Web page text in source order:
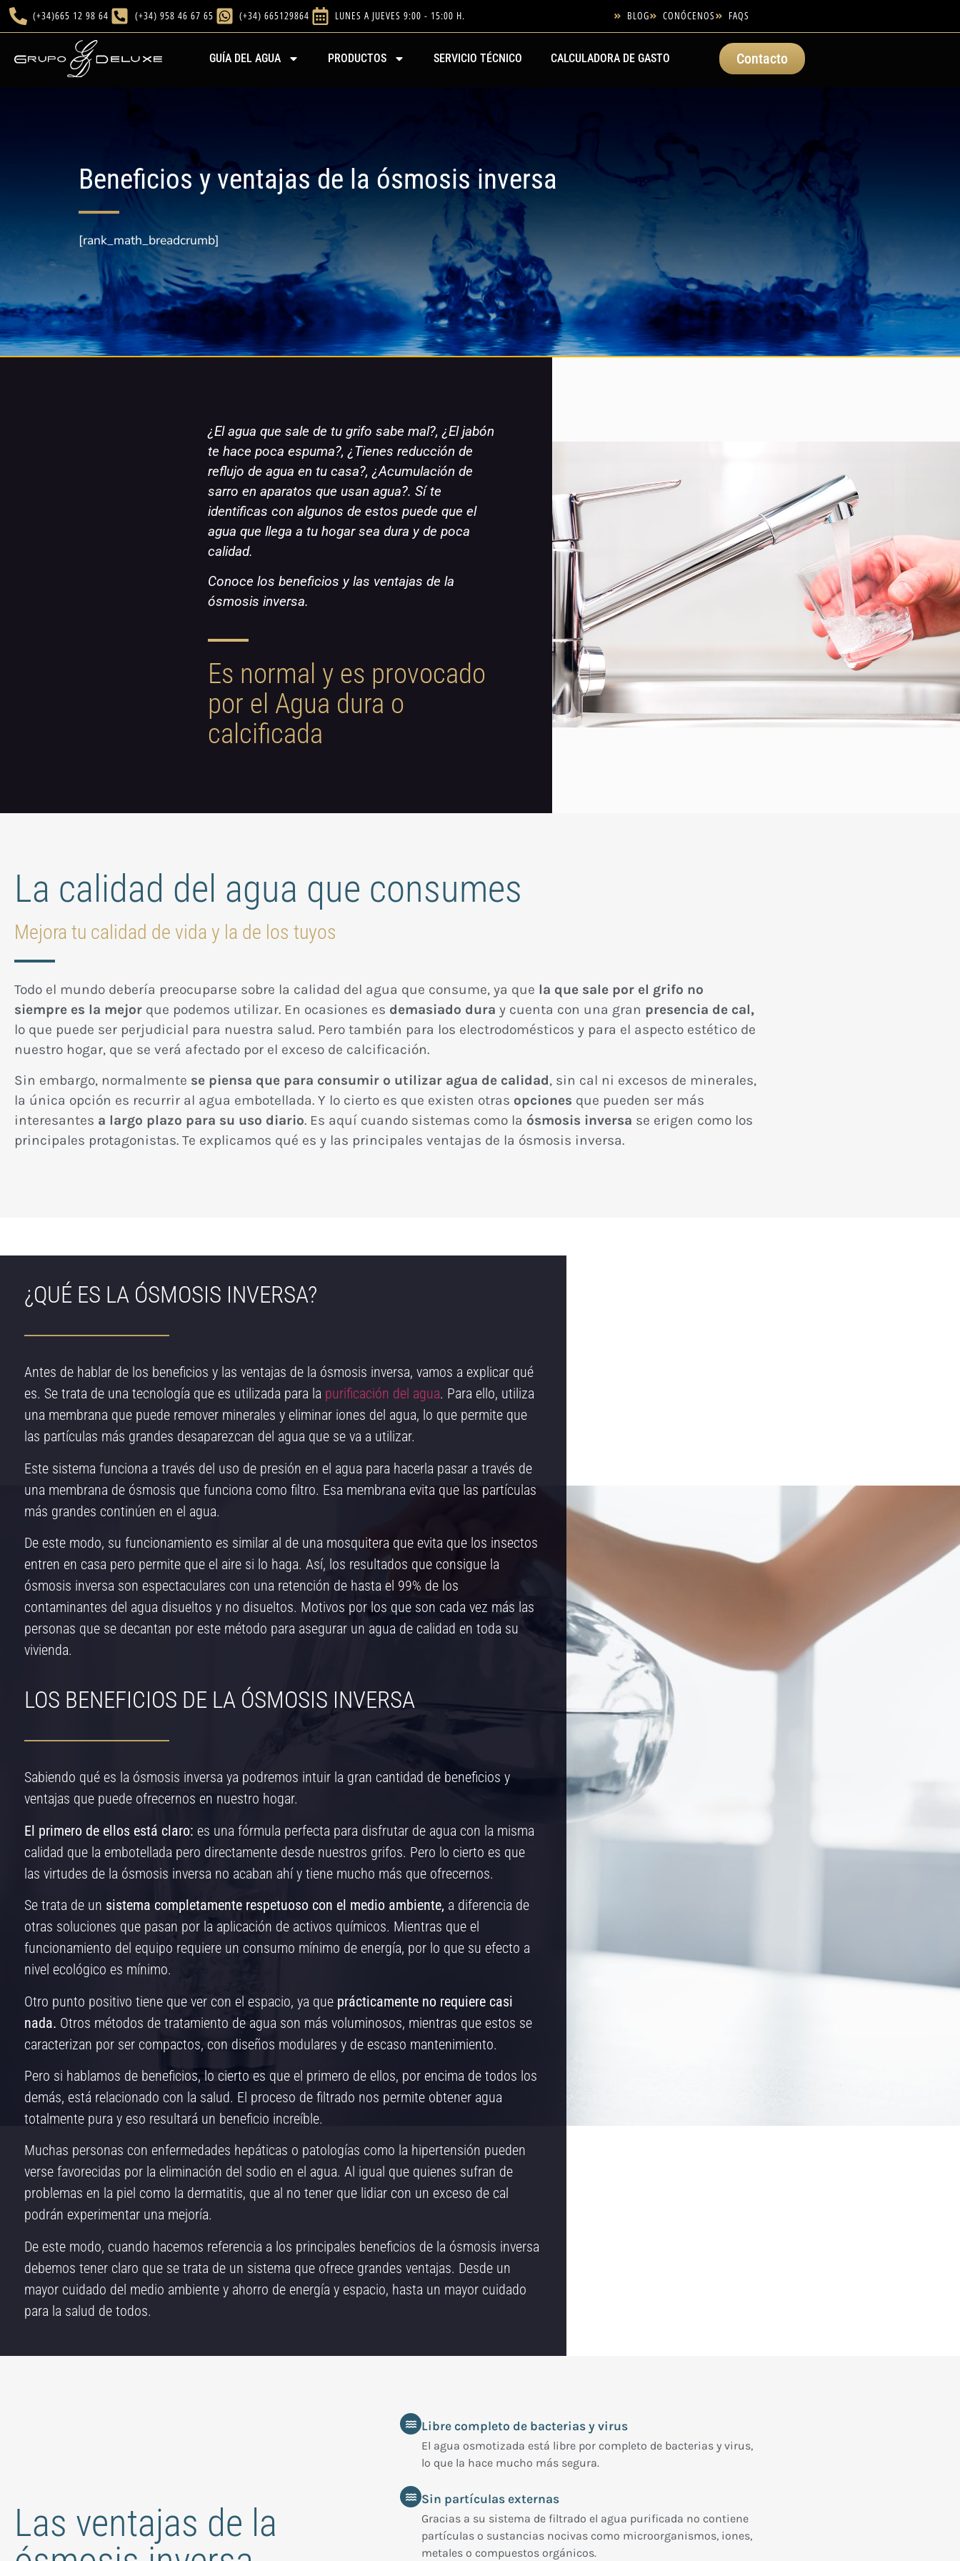
(+34)665 12 98 64 (+34) 958 46 67 65 (+34) 665129864 LUNES A JUEVES 9:00 - 15:00 H. BLOG CONÓCENOS FAQS
GUÍA DEL AGUA PRODUCTOS SERVICIO TÉCNICO CALCULADORA DE GASTO Contacto
Beneficios y ventajas de la ósmosis inversa
[rank_math_breadcrumb]
¿El agua que sale de tu grifo sabe mal?, ¿El jabón
te hace poca espuma?, ¿Tienes reducción de
reflujo de agua en tu casa?, ¿Acumulación de
sarro en aparatos que usan agua?. Sí te
identificas con algunos de estos puede que el
agua que llega a tu hogar sea dura y de poca
calidad.
Conoce los beneficios y las ventajas de la
ósmosis inversa.
Es normal y es provocado
por el Agua dura o
calcificada
La calidad del agua que consumes
Mejora tu calidad de vida y la de los tuyos
Todo el mundo debería preocuparse sobre la calidad del agua que consume, ya que la que sale por el grifo no
siempre es la mejor que podemos utilizar. En ocasiones es demasiado dura y cuenta con una gran presencia de cal,
lo que puede ser perjudicial para nuestra salud. Pero también para los electrodomésticos y para el aspecto estético de
nuestro hogar, que se verá afectado por el exceso de calcificación.
Sin embargo, normalmente se piensa que para consumir o utilizar agua de calidad, sin cal ni excesos de minerales,
la única opción es recurrir al agua embotellada. Y lo cierto es que existen otras opciones que pueden ser más
interesantes a largo plazo para su uso diario. Es aquí cuando sistemas como la ósmosis inversa se erigen como los
principales protagonistas. Te explicamos qué es y las principales ventajas de la ósmosis inversa.
¿QUÉ ES LA ÓSMOSIS INVERSA?
Antes de hablar de los beneficios y las ventajas de la ósmosis inversa, vamos a explicar qué
es. Se trata de una tecnología que es utilizada para la purificación del agua. Para ello, utiliza
una membrana que puede remover minerales y eliminar iones del agua, lo que permite que
las partículas más grandes desaparezcan del agua que se va a utilizar.
Este sistema funciona a través del uso de presión en el agua para hacerla pasar a través de
una membrana de ósmosis que funciona como filtro. Esa membrana evita que las partículas
más grandes continúen en el agua.
De este modo, su funcionamiento es similar al de una mosquitera que evita que los insectos
entren en casa pero permite que el aire si lo haga. Así, los resultados que consigue la
ósmosis inversa son espectaculares con una retención de hasta el 99% de los
contaminantes del agua disueltos y no disueltos. Motivos por los que son cada vez más las
personas que se decantan por este método para asegurar un agua de calidad en toda su
vivienda.
LOS BENEFICIOS DE LA ÓSMOSIS INVERSA
Sabiendo qué es la ósmosis inversa ya podremos intuir la gran cantidad de beneficios y
ventajas que puede ofrecernos en nuestro hogar.
El primero de ellos está claro: es una fórmula perfecta para disfrutar de agua con la misma
calidad que la embotellada pero directamente desde nuestros grifos. Pero lo cierto es que
las virtudes de la ósmosis inversa no acaban ahí y tiene mucho más que ofrecernos.
Se trata de un sistema completamente respetuoso con el medio ambiente, a diferencia de
otras soluciones que pasan por la aplicación de activos químicos. Mientras que el
funcionamiento del equipo requiere un consumo mínimo de energía, por lo que su efecto a
nivel ecológico es mínimo.
Otro punto positivo tiene que ver con el espacio, ya que prácticamente no requiere casi
nada. Otros métodos de tratamiento de agua son más voluminosos, mientras que estos se
caracterizan por ser compactos, con diseños modulares y de escaso mantenimiento.
Pero si hablamos de beneficios, lo cierto es que el primero de ellos, por encima de todos los
demás, está relacionado con la salud. El proceso de filtrado nos permite obtener agua
totalmente pura y eso resultará un beneficio increíble.
Muchas personas con enfermedades hepáticas o patologías como la hipertensión pueden
verse favorecidas por la eliminación del sodio en el agua. Al igual que quienes sufran de
problemas en la piel como la dermatitis, que al no tener que lidiar con un exceso de cal
podrán experimentar una mejoría.
De este modo, cuando hacemos referencia a los principales beneficios de la ósmosis inversa
debemos tener claro que se trata de un sistema que ofrece grandes ventajas. Desde un
mayor cuidado del medio ambiente y ahorro de energía y espacio, hasta un mayor cuidado
para la salud de todos.
Las ventajas de la
Libre completo de bacterias y virus
El agua osmotizada está libre por completo de bacterias y virus,
lo que la hace mucho más segura.
Sin partículas externas
Gracias a su sistema de filtrado el agua purificada no contiene
partículas o sustancias nocivas como microorganismos, iones,
metales o compuestos orgánicos.